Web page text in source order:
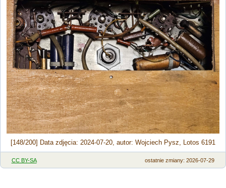
[148/200] Data zdjęcia: 2024-07-20, autor: Wojciech Pysz, Lotos 6191
CC BY-SA ostatnie zmiany: 2026-07-29